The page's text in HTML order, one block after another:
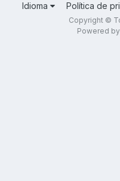
Idioma Política de
Copyright ©
Powered